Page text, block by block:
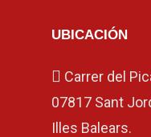
UBICACIÓN
Carrer del
07817 Sant
Illes Balears.